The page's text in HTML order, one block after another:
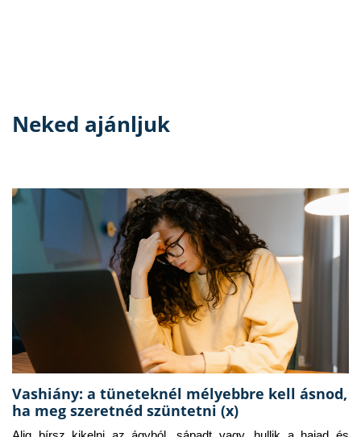
Neked ajánljuk
Vashiány: a tüneteknél mélyebbre kell ásnod,
ha meg szeretnéd szüntetni (x)